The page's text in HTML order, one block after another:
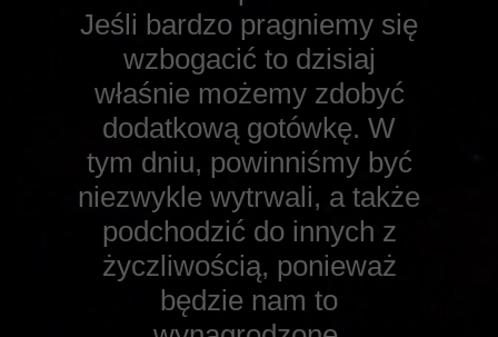
Jeśli bardzo pragniemy się
wzbogacić to dzisiaj
właśnie możemy zdobyć
dodatkową gotówkę. W
tym dniu, powinniśmy być
niezwykle wytrwali, a także
podchodzić do innych z
życzliwością, ponieważ
będzie nam to